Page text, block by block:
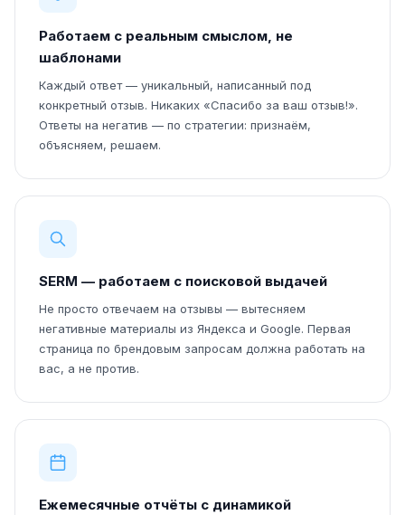
Работаем с реальным смыслом, не
шаблонами
Каждый ответ — уникальный, написанный под
конкретный отзыв. Никаких «Спасибо за ваш отзыв!».
Ответы на негатив — по стратегии: признаём,
объясняем, решаем.
SERM — работаем с поисковой выдачей
Не просто отвечаем на отзывы — вытесняем
негативные материалы из Яндекса и Google. Первая
страница по брендовым запросам должна работать на
вас, а не против.
Ежемесячные отчёты с динамикой